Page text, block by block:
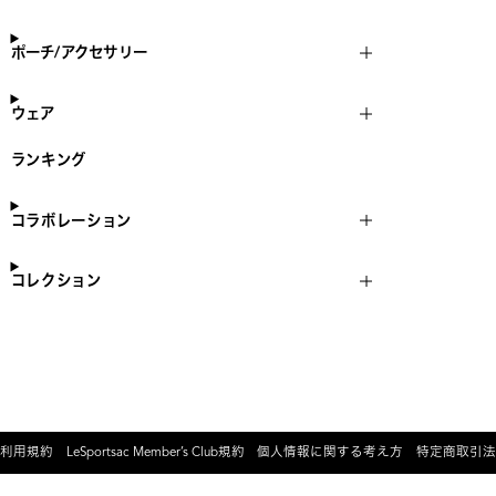
ポーチ/アクセサリー
ウェア
ランキング
コラボレーション
コレクション
利用規約 LeSportsac Member’s Club規約 個人情報に関する考え方 特定商取引